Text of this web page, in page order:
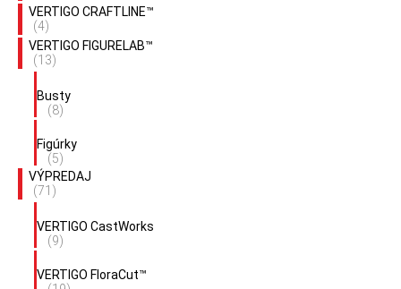
VERTIGO CRAFTLINE™
(4)
VERTIGO FIGURELAB™
(13)
Busty
(8)
Figúrky
(5)
VÝPREDAJ
(71)
VERTIGO CastWorks
(9)
VERTIGO FloraCut™